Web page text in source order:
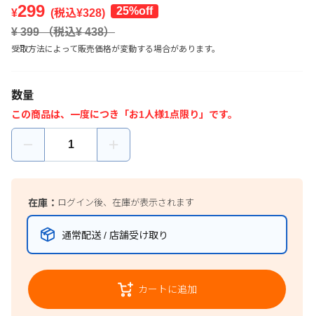
¥299 (税込¥328)
25%off
¥ 399（税込¥438）
受取方法によって販売価格が変動する場合があります。
数量
この商品は、一度につき「お1人様1点限り」です。
在庫： ログイン後、在庫が表示されます
通常配送 / 店舗受け取り
カートに追加